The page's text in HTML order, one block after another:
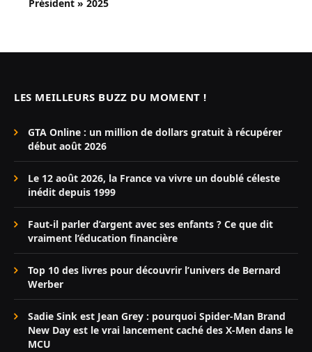
Président » 2025
LES MEILLEURS BUZZ DU MOMENT !
GTA Online : un million de dollars gratuit à récupérer
début août 2026
Le 12 août 2026, la France va vivre un doublé céleste
inédit depuis 1999
Faut-il parler d’argent avec ses enfants ? Ce que dit
vraiment l’éducation financière
Top 10 des livres pour découvrir l’univers de Bernard
Werber
Sadie Sink est Jean Grey : pourquoi Spider-Man Brand
New Day est le vrai lancement caché des X-Men dans le
MCU